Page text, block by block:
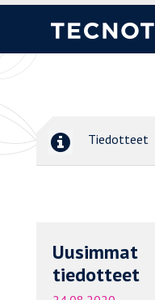
Tiedotteet
Uusimmat
tiedotteet